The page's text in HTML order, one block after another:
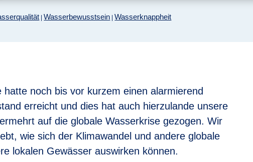
|Wasserbewusstsein |Wasserknappheit
hatte noch bis vor kurzem einen alarmierend
erreicht und dies hat auch hierzulande unsere
auf die globale Wasserkrise gezogen. Wir
wie sich der Klimawandel und andere globale
lokalen Gewässer auswirken können.